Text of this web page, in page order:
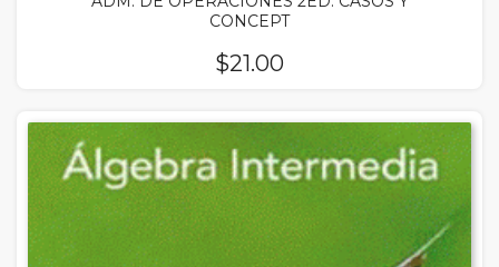
CONCEPT
$21.00